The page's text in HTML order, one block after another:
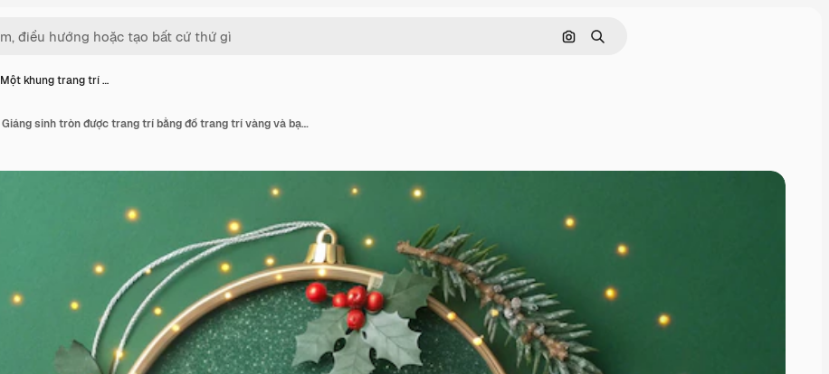
Tìm kiếm bằng hình ảnh
Tìm kiếm
Một khung trang trí …
Một khung trang trí Giáng sinh tròn được trang trí bằng đồ trang trí vàng và bạc lấp lánh